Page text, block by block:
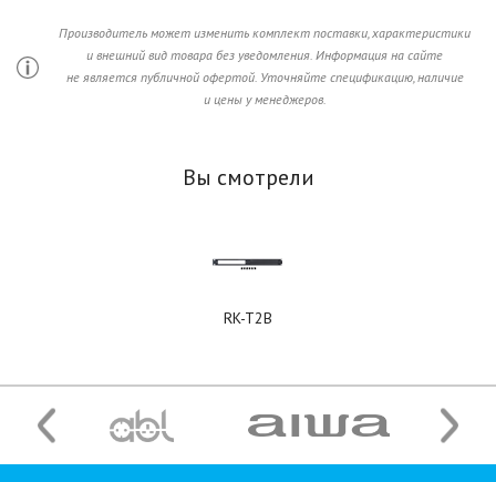
Производитель может изменить комплект поставки, характеристики
и внешний вид товара без уведомления. Информация на сайте
не является публичной офертой. Уточняйте спецификацию, наличие
и цены у менеджеров.
Вы смотрели
RK-T2B